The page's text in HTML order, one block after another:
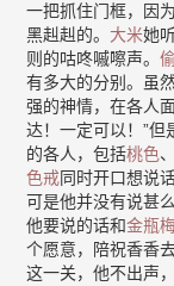
一把抓住门框，因
黑赳赳的。 大米她
则的咕咚嘁嚓声。
有多大的分别。虽
强的神情，在各人
达！一定可以！”但
的各人，包括桃色
色戒同时开口想说
可是他并没有说甚
他要说的话和金瓶
个愿意，陪祝香香
这一关，他不出声